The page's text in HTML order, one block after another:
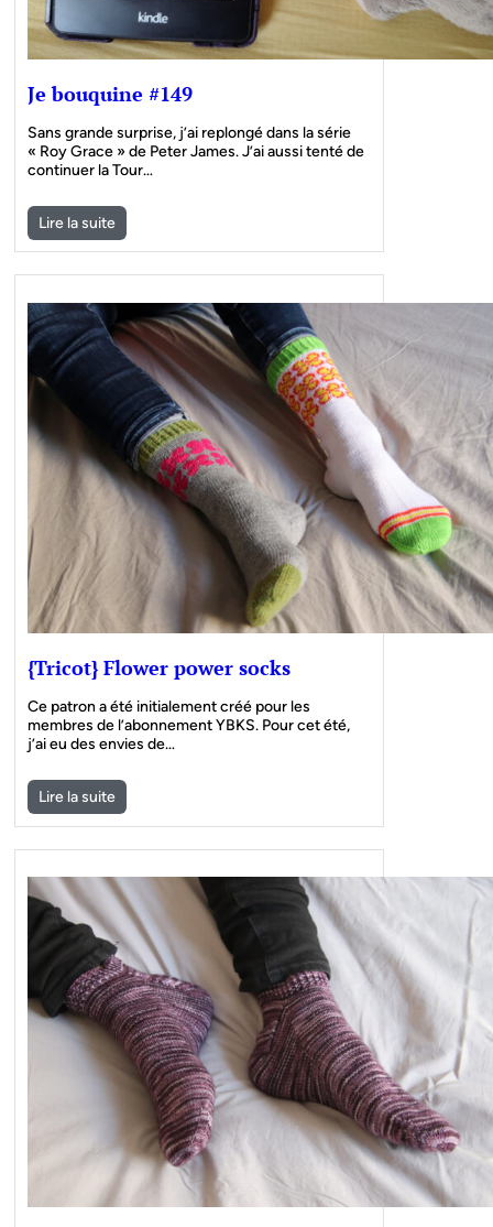
Je bouquine #149
Sans grande surprise, j’ai replongé dans la série
« Roy Grace » de Peter James. J’ai aussi tenté de
continuer la Tour…
Lire la suite
{Tricot} Flower power socks
Ce patron a été initialement créé pour les
membres de l’abonnement YBKS. Pour cet été,
j’ai eu des envies de…
Lire la suite